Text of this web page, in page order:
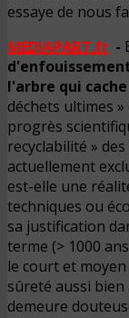
essaye de nous
MEDIAPART.fr -
l'arbre qui
déchets ultimes
progrès
recyclabilité »
actuellement
est-elle une
techniques ou
sa justification
terme (> 1000
le court et
sûreté aussi bien
demeure